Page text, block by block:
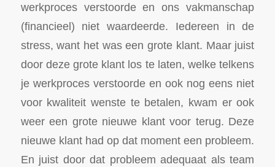
werkproces verstoorde en ons vakmanschap
(financieel) niet waardeerde. Iedereen in de
stress, want het was een grote klant. Maar juist
door deze grote klant los te laten, welke telkens
je werkproces verstoorde en ook nog eens niet
voor kwaliteit wenste te betalen, kwam er ook
weer een grote nieuwe klant voor terug. Deze
nieuwe klant had op dat moment een probleem.
En juist door dat probleem adequaat als team